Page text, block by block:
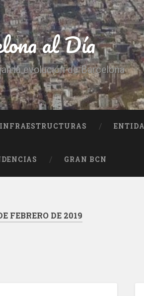
al Día
la evolución de Barcelona
INFRAESTRUCTURAS
GRAN BCN
FEBRERO DE 2019